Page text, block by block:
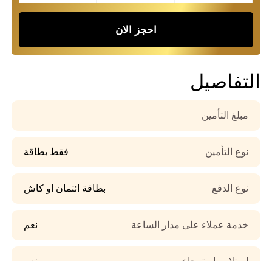
احجز الان
التفاصيل
مبلغ التأمين
نوع التأمين فقط بطاقة
نوع الدفع بطاقة ائتمان او كاش
خدمة عملاء على مدار الساعة نعم